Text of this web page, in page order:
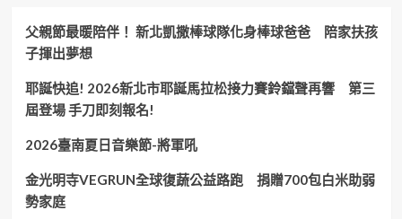
父親節最暖陪伴！ 新北凱撒棒球隊化身棒球爸爸 陪家扶孩
子揮出夢想
耶誕快追! 2026新北市耶誕馬拉松接力賽鈴鐺聲再響 第三
屆登場 手刀即刻報名!
2026臺南夏日音樂節-將軍吼
金光明寺VEGRUN全球復蔬公益路跑 捐贈700包白米助弱
勢家庭